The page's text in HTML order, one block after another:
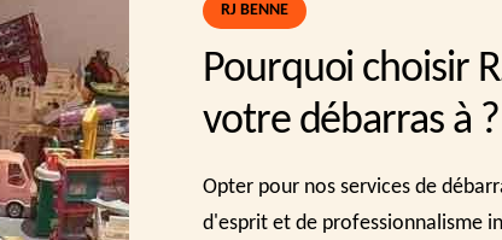
RJ BENNE
Pourquoi choisir
votre débarras à ?
Opter pour nos services de
d'esprit et de professionnalisme